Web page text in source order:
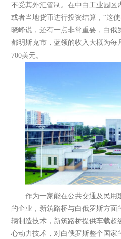
不受其外汇管制。在中白工业园区
或者当地货币进行投资结算，“这
晓峰说，还有一点非常重要，白
都明斯克市，蓝领的收入大概为每
700美元。
作为一家能在公共交通及民用
的企业，新筑路桥与白俄罗斯方
辆制造技术，新筑路桥提供车载超
心动力技术，对白俄罗斯整个国家